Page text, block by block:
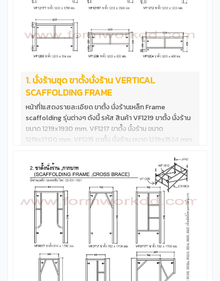
1. นั่งร้านชุด ขาตั้งนั่งร้าน VERTICAL
SCAFFOLDING FRAME
หน้าที่1แสดงรายละเอียด ขาตั้ง นั่งร้านเหล็ก Frame
scaffolding รุ่นต่างๆ ดังนี้ รหัส สินค้า VF1219 ขาตั้ง นั่งร้าน
ขนาด 1219x1930 mm. VF1217 ขาตั้ง นั่งร้าน ขนาด
1219x1700 mm. VF1215 ขาตั้ง นั่งร้าน ขนาด 1219x1524 mm.
VF1215T ขาตั้ง นั่งร้าน ขนาด 1219x1524 mm.**รับน้ำหนักสูง
VF1212T ขาตั้ง นั่งร้าน ขนาด 1219x1219 mm.**รับน้ำหนักสูง
VF1209 ขาตั้ง นั่งร้าน ขนาด 1219x 914 mm.**รับน้ำหนักสูง
VF1206 ขาตั้ง นั่งร้าน ขนาด 1219x 600 mm.**รับน้ำหนักสูง
VF1204 ขาตั้ง นั่งร้าน ขนาด 1219x 490 mm.**รับน้ำหนักสูง
นั่งร้านชุด ตัวอย่างนั่งร้านมาตราฐานสูง1700mm &nbsp;
1ชุด ประกอบด้วยอุปกรณ์ดังนี้ VF1217 ขาตั้ง นั่งร้าน ขนาด
1219x1700 mm.จำนวน 2ขา CB1812 กากบาทนั่งร้าน ขนาด
1829x1219 mm.จำนวน 2กา HF1810 ฝาครอบนั่งร้าน ขนาด
1829x1050 mm.จำนวน 1ฝา JP42 ข้อต่อนั่งร้าน ขนาด
Dia35x225 mm. จำนวน4ชิ้น &nbsp; **ข้อต่ออย่างหนารับน้ำ